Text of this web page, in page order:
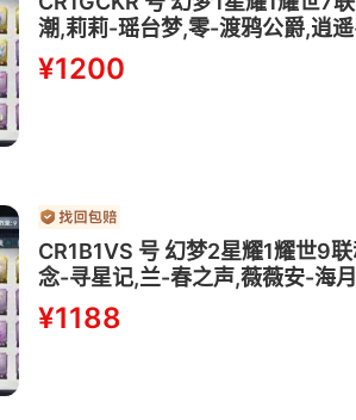
潮,莉莉-瑶台梦,零-渡鸦公爵,逍
¥1200
CR1B1VS 号 幻梦2星耀1耀世9
念-寻星记,兰-春之声,薇薇安-海
逍遥-菠萝吹雪
¥1188